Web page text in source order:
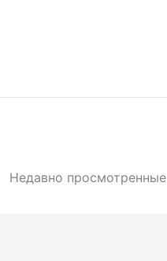
Недавно просмотренные